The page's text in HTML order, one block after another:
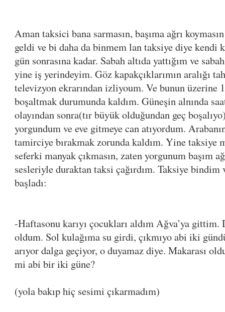
Aman taksici bana sarmasın, başıma ağrı
geldi ve bi daha da binmem lan taksiye diye kendi
gün sonrasına kadar. Sabah altıda yattığım ve
yine iş yerindeyim. Göz kapakçıklarımın aralığı
televizyon ekrarından izliyoum. Ve bunun üzerine
boşaltmak durumunda kaldım. Güneşin alnında
olayından sonra(tır büyük olduğundan geç
yorgundum ve eve gitmeye can atıyordum.
tamirciye bırakmak zorunda kaldım. Yine taksiye
seferki manyak çıkmasın, zaten yorgunum başım
sesleriyle duraktan taksi çağırdım. Taksiye
başladı:
-Haftasonu karıyı çocukları aldım Ağva’ya
oldum. Sol kulağıma su girdi, çıkmıyo abi iki
arıyor dalga geçiyor, o duyamaz diye. Makarası
mi abi bir iki güne?
(yola bakıp hiç sesimi çıkarmadım)